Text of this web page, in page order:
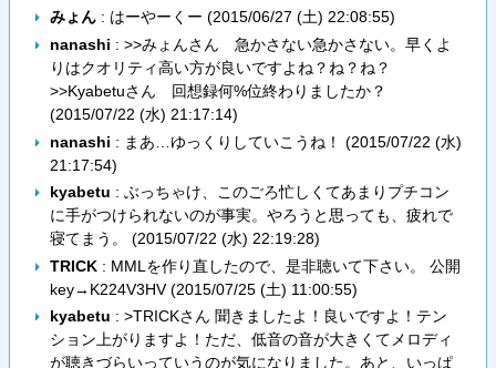
みょん: はーやーくー (2015/06/27 (土) 22:08:55)
nanashi : >>みょんさん 急かさない急かさない。早くよ
りはクオリティ高い方が良いですよね？ね？ね？
>>Kyabetuさん 回想録何%位終わりましたか？
(2015/07/22 (水) 21:17:14)
nanashi : まあ…ゆっくりしていこうね！ (2015/07/22 (水)
21:17:54)
kyabetu : ぶっちゃけ、このごろ忙しくてあまりプチコン
に手がつけられないのが事実。やろうと思っても、疲れで
寝てまう。 (2015/07/22 (水) 22:19:28)
TRICK: MMLを作り直したので、是非聴いて下さい。 公開
key→K224V3HV (2015/07/25 (土) 11:00:55)
kyabetu : >TRICKさん 聞きましたよ！良いですよ！テン
ション上がりますよ！ただ、低音の音が大きくてメロディ
が聴きづらいっていうのが気になりました。あと、いっぱ